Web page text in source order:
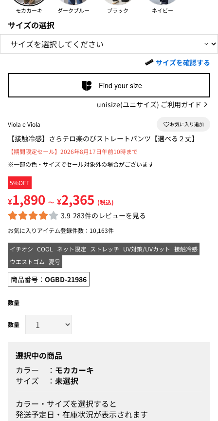
モカカーキ ダークブルー ブラック ネイビー
サイズの選択
サイズを確認する
Find your size
unisize(ユニサイズ) ご利用ガイド
Viola e Viola
【接触冷感】さらテロ楽のびストレートパンツ【選べる２丈】
5%OFF
【期間限定セール】2026年8月17日午前10時まで
※一部の色・サイズでセール対象外の場合がございます
¥1,890 ～ ¥2,365 (税込)
3.9 283件のレビューを見る
お気に入りアイテム登録件数： 10,163件
イチオシ COOL ネット限定 ストレッチ UV対策/UVカット 接触冷感
ウエストゴム 夏号
商品番号： OGBD-21986
数量
選択中の商品
カラー
モカカーキ
サイズ
未選択
カラー・サイズを選択すると
発送予定日・在庫状況が表示されます